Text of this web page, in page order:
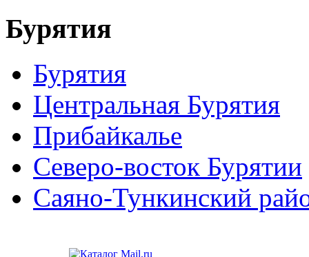
Бурятия
Бурятия
Центральная Бурятия
Прибайкалье
Северо-восток Бурятии
Саяно-Тункинский